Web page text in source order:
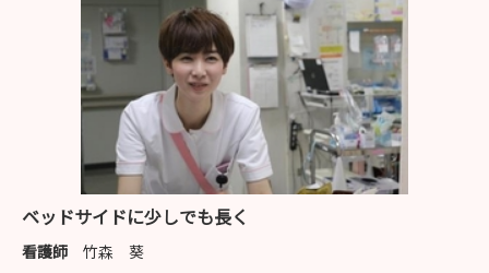
ベッドサイドに少しでも長く
看護師 竹森 葵